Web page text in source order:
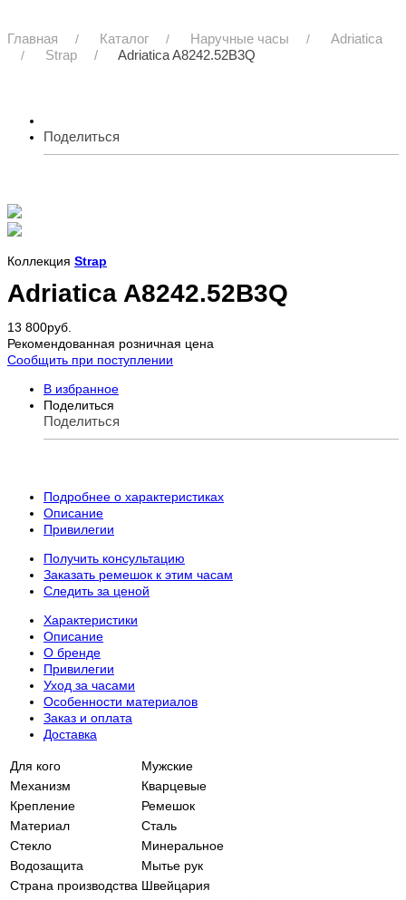
Главная Каталог Наручные часы
Adriatica
Strap
Adriatica A8242.52B3Q
Поделиться
Коллекция Strap
Adriatica A8242.52B3Q
13 800руб.
Рекомендованная розничная цена
Сообщить при поступлении
В избранное
Поделиться
Поделиться
Подробнее о характеристиках
Описание
Привилегии
Получить консультацию
Заказать ремешок к этим часам
Следить за ценой
Характеристики
Описание
О бренде
Привилегии
Уход за часами
Особенности материалов
Заказ и оплата
Доставка
Для кого
Мужские
Механизм
Кварцевые
Крепление
Ремешок
Материал
Сталь
Стекло
Минеральное
Водозащита
Мытье рук
Страна производства Швейцария